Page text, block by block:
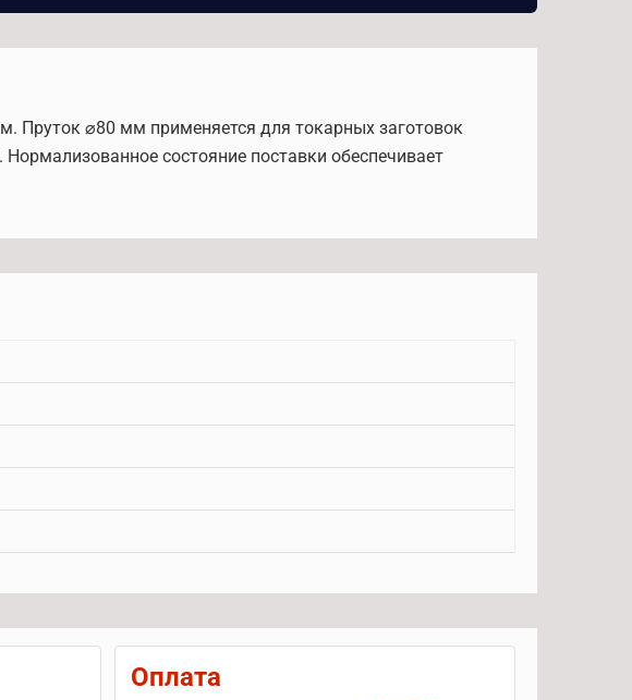
Пруток ⌀80 мм применяется для токарных заготовок
состояние поставки обеспечивает
Оплата